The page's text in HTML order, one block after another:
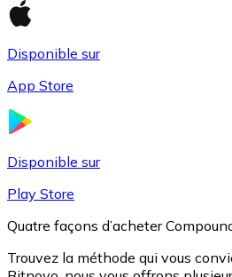
Disponible sur
App Store
Disponible sur
Play Store
Quatre façons d’acheter
Trouvez la méthode qui vous